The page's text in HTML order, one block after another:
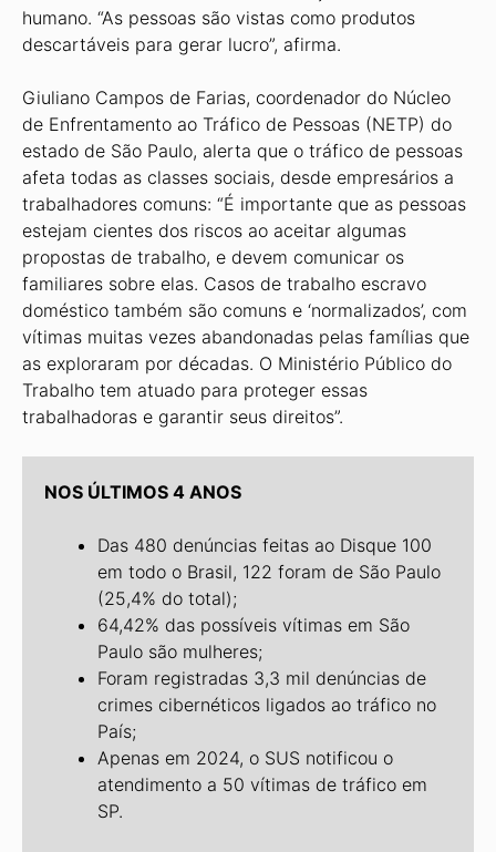
humano. “As pessoas são vistas como produtos
descartáveis para gerar lucro”, afirma.
Giuliano Campos de Farias, coorde­nador do Núcleo
de Enfrentamento ao Tráfico de Pessoas (NETP) do
estado de São Paulo, alerta que o tráfico de pes­soas
afeta todas as classes sociais, desde empresários a
trabalhadores comuns: “É importante que as pessoas
estejam cien­tes dos riscos ao aceitar algumas
propos­tas de trabalho, e devem comunicar os
familiares sobre elas. Casos de trabalho escravo
doméstico também são comuns e ‘normalizados’, com
vítimas muitas ve­zes abandonadas pelas famílias que
as exploraram por décadas. O Ministério Público do
Trabalho tem atuado para proteger essas
trabalhadoras e garantir seus direitos”.
NOS ÚLTIMOS 4 ANOS
Das 480 denúncias feitas ao Disque 100
em todo o Brasil, 122 foram de São Paulo
(25,4% do total);
64,42% das possíveis vítimas em São
Paulo são mulheres;
Foram registradas 3,3 mil denúncias de
crimes cibernéticos ligados ao tráfico no
País;
Apenas em 2024, o SUS notificou o
atendimento a 50 vítimas de tráfico em
SP.